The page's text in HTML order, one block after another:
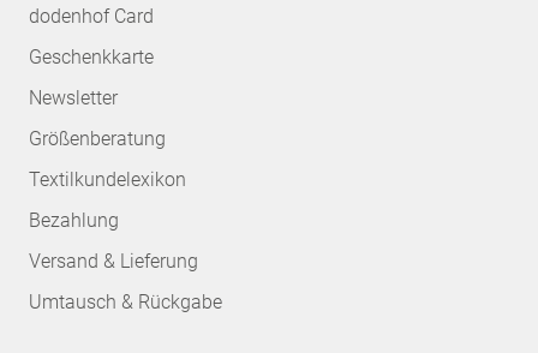
dodenhof Card
Geschenkkarte
Newsletter
Größenberatung
Textilkundelexikon
Bezahlung
Versand & Lieferung
Umtausch & Rückgabe